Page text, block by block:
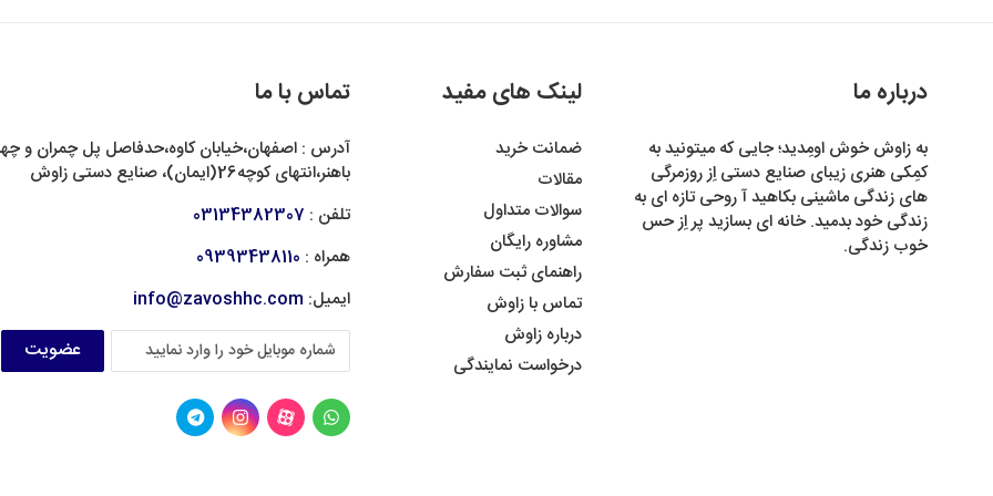
درباره ما
به زاوش خوش اومِدید؛ جایی که میتونید به
کمِکی هنری زیبای صنایع دستی اِز روزمرگی
های زندگی ماشینی بکاهید آ روحی تازه ای به
زندگی خود بدمید. خانه ای بسازید پر اِز حس
خوب زندگی.
لینک های مفید
ضمانت خرید
مقالات
سوالات متداول
مشاوره رایگان
راهنمای ثبت سفارش
تماس با زاوش
درباره زاوش
درخواست نمایندگی
تماس با ما
آدرس : اصفهان،خیابان کاوه،حدفاصل پل چمران و
باهنر،انتهای کوچه26(ایمان)، صنایع دستی زاوش
تلفن : 03134382307
همراه : 09393438110
ایمیل: info@zavoshhc.com
عضویت